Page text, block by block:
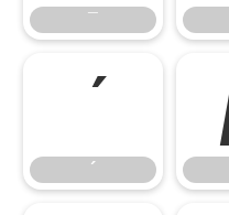
¯
´
´